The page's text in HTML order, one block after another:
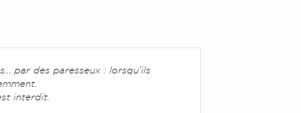
par des paresseux : lorsqu’ils
interdit.